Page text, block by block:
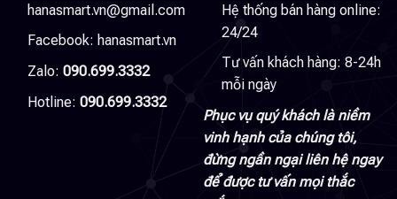
hanasmart.vn@gmail.com
Facebook: hanasmart.vn
Zalo: 090.699.3332
Hotline: 090.699.3332
Hệ thống bán hàng online:
24/24
Tư vấn khách hàng: 8-24h
mỗi ngày
Phục vụ quý khách là niềm
vinh hạnh của chúng tôi,
đừng ngần ngại liên hệ ngay
để được tư vấn mọi thắc